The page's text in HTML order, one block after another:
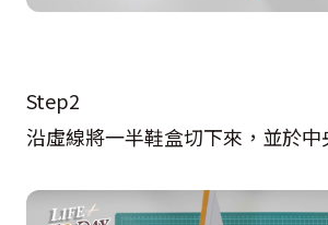
Step2
沿虛線將一半鞋盒切下來，並於中